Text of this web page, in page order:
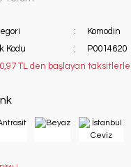
Komodin
Kodu
P0014620
TL den başlayan